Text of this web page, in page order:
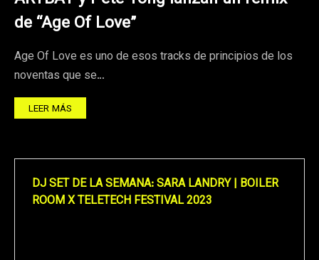
de “Age Of Love”
Age Of Love es uno de esos tracks de principios de los
noventas que se…
LEER MÁS
DJ SET DE LA SEMANA: SARA LANDRY | BOILER
ROOM X TELETECH FESTIVAL 2023